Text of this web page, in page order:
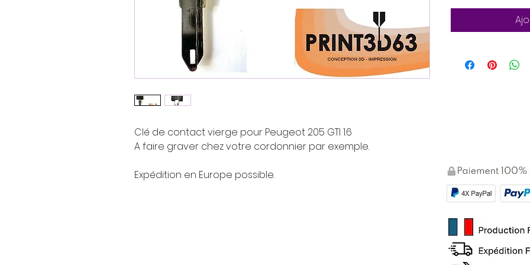
Clé de contact vierge pour Peugeot 205 GTI 1.6
A faire graver chez votre cordonnier par exemple.
Expédition en Europe possible.